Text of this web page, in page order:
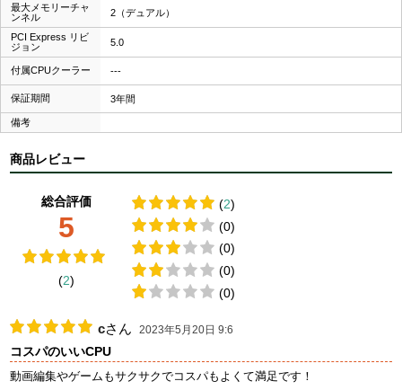
最大メモリーチャ
ンネル
2（デュアル）
PCI Express リビ
ジョン
5.0
付属CPUクーラー ---
保証期間 3年間
備考
商品レビュー
総合評価
5
(2)
(2)
(0)
(0)
(0)
(0)
cさん 2023年5月20日 9:6
コスパのいいCPU
動画編集やゲームもサクサクでコスパもよくて満足です！